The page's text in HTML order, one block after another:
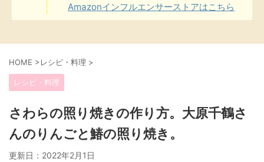
Amazonインフルエンサーストアはこちら
HOME >レシピ・料理 >
レシピ・料理
さわらの照り焼きの作り方。大原千鶴さ
んのりんごと鰆の照り焼き。
更新日： 2022年2月1日